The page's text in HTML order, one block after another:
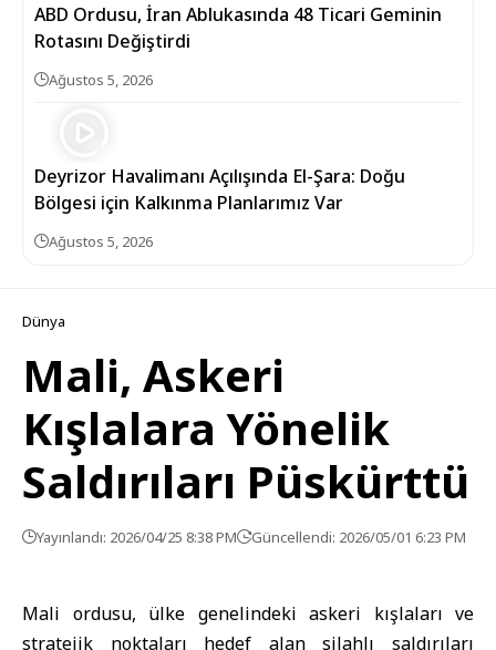
ABD Ordusu, İran Ablukasında 48 Ticari Geminin
Rotasını Değiştirdi
Ağustos 5, 2026
Deyrizor Havalimanı Açılışında El-Şara: Doğu
Bölgesi için Kalkınma Planlarımız Var
Ağustos 5, 2026
Dünya
Mali, Askeri
Kışlalara Yönelik
Saldırıları Püskürttü
Yayınlandı: 2026/04/25 8:38 PM Güncellendi: 2026/05/01 6:23 PM
Mali ordusu, ülke genelindeki askeri kışlaları ve
stratejik noktaları hedef alan silahlı saldırıları